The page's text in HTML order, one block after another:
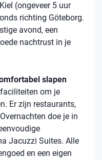
(ongeveer 5 uur
richting Göteborg.
avond, een
nachtrust in je
slapen
om je
Er zijn restaurants,
doe je in
Jacuzzi Suites. Alle
en een eigen